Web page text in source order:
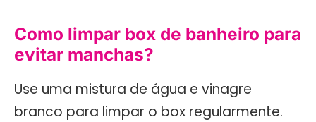
Como limpar box de banheiro para
evitar manchas?
Use uma mistura de água e vinagre
branco para limpar o box regularmente.